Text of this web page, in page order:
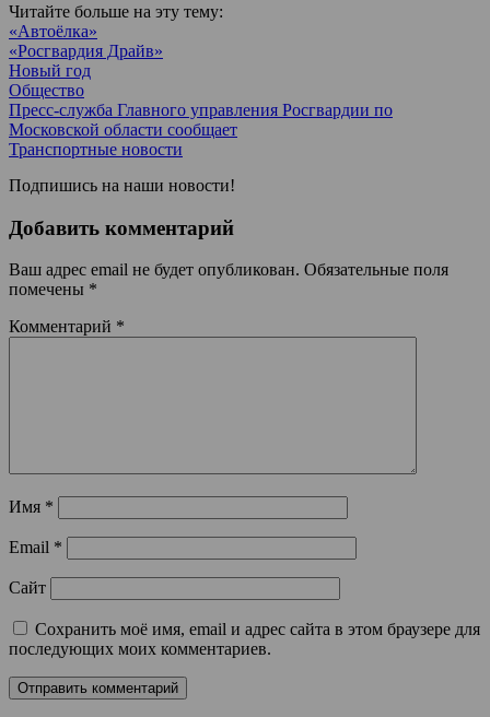
Читайте больше на эту тему:
«Автоёлка»
«Росгвардия Драйв»
Новый год
Общество
Пресс-служба Главного управления Росгвардии по
Московской области сообщает
Транспортные новости
Подпишись на наши новости!
Добавить комментарий
Ваш адрес email не будет опубликован. Обязательные поля
помечены *
Комментарий *
Имя *
Email *
Сайт
Сохранить моё имя, email и адрес сайта в этом браузере для
последующих моих комментариев.